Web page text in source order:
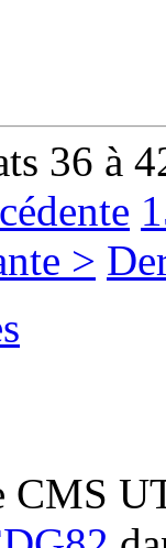
36 à
>
CMS